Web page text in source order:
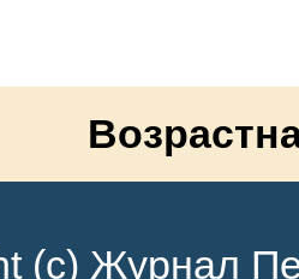
(c) Журнал